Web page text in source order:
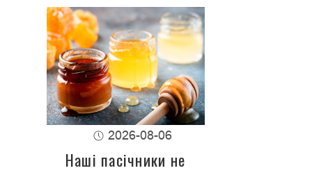
2026-08-06
Наші пасічники не